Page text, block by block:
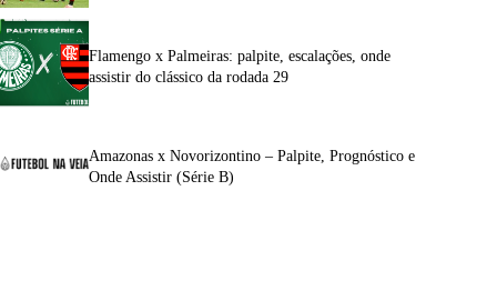
Flamengo x Palmeiras: palpite, escalações, onde
assistir do clássico da rodada 29
Amazonas x Novorizontino – Palpite, Prognóstico e
Onde Assistir (Série B)